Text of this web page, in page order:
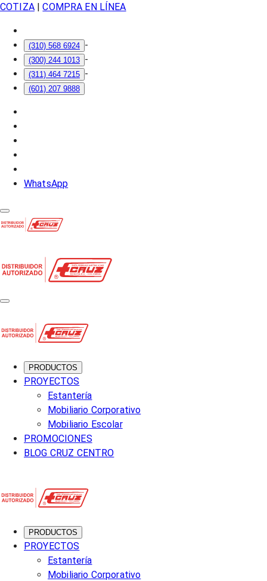
COTIZA| COMPRA EN LÍNEA
(310) 568 6924 -
(300) 244 1013 -
(311) 464 7215 -
(601) 207 9888
WhatsApp
PRODUCTOS
PROYECTOS
Estantería
Mobiliario Corporativo
Mobiliario Escolar
PROMOCIONES
BLOG CRUZ CENTRO
PRODUCTOS
PROYECTOS
Estantería
Mobiliario Corporativo